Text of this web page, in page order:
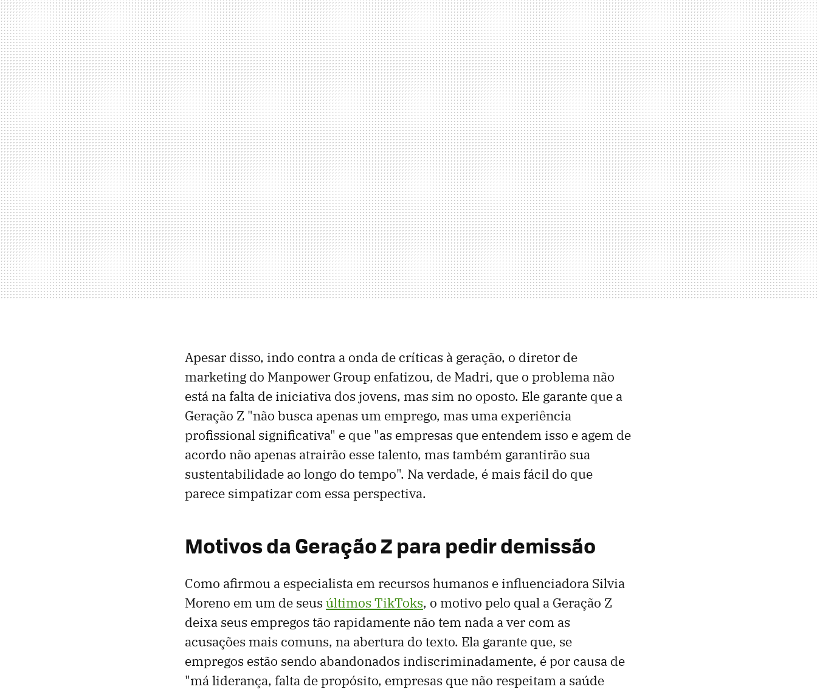
Apesar disso, indo contra a onda de críticas à geração, o diretor de
marketing do Manpower Group enfatizou, de Madri, que o problema não
está na falta de iniciativa dos jovens, mas sim no oposto. Ele garante que a
Geração Z "não busca apenas um emprego, mas uma experiência
profissional significativa" e que "as empresas que entendem isso e agem de
acordo não apenas atrairão esse talento, mas também garantirão sua
sustentabilidade ao longo do tempo". Na verdade, é mais fácil do que
parece simpatizar com essa perspectiva.
Motivos da Geração Z para pedir demissão
Como afirmou a especialista em recursos humanos e influenciadora Silvia
Moreno em um de seus últimos TikToks, o motivo pelo qual a Geração Z
deixa seus empregos tão rapidamente não tem nada a ver com as
acusações mais comuns, na abertura do texto. Ela garante que, se
empregos estão sendo abandonados indiscriminadamente, é por causa de
"má liderança, falta de propósito, empresas que não respeitam a saúde